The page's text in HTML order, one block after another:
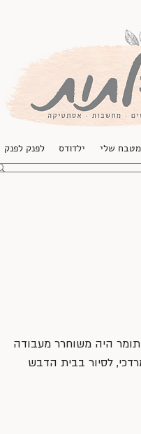
שלי ילדודס לפנק לפנק
היה משוחרר מעבודה
לסיור בבית הדבש